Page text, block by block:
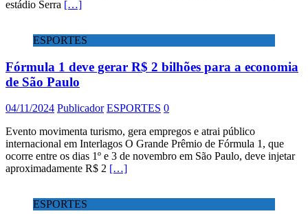
estádio Serra […]
ESPORTES
Fórmula 1 deve gerar R$ 2 bilhões para a economia
de São Paulo
04/11/2024 Publicador ESPORTES 0
Evento movimenta turismo, gera empregos e atrai público
internacional em Interlagos O Grande Prêmio de Fórmula 1, que
ocorre entre os dias 1º e 3 de novembro em São Paulo, deve injetar
aproximadamente R$ 2 […]
ESPORTES